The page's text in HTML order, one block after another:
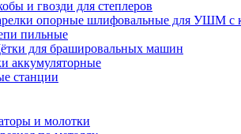
и гвозди для степлеров
опорные шлифовальные для УШМ с
пильные
для брашировальных машин
аккумуляторные
станции
и молотки